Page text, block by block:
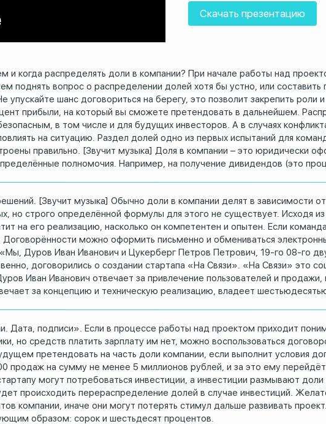
Скачать презентацию
и когда распределять доли в компании? При начале работы над
поднять вопрос о распределении долей хотя бы устно, или составить
упускайте шанс договориться на берегу, это позволит закрепить роли
прибыли, на который вы сможете претендовать в дальнейшем.
в том числе и для будущих инвесторов. А в случаях
на ситуацию. Раздел долей одно из первых испытаний для
правильно. [Звучит музыка] Доля в компании – это юридически
полномочия. Например, на получение дивидендов (это
[Звучит музыка] Обычно доли в компании делят в зависимости
но строго определённой формулы для этого не существует. Исходя
на его реализацию, насколько он компетентен и опытен. Если
Договорённости можно оформить письменно и обмениваться
Дуров Иван Иванович и Цукерберг Петров Петрович, 19-го 08-го
договорились о создании стартапа «На Связи». «На Связи» это
Иван Иванович отвечает за привлечение пользователей и продажи,
за концепцию и техническую реализацию, владеет
Дата, подписи». Если в процессе работы над проектом приходит
но средств платить зарплату им нет, можно воспользоваться
претендовать на часть доли компании, если выполнит условия
продаж на сумму не менее 5 миллионов рублей, и за это ему перейдёт
могут потребоваться инвестиции, а инвестиции размывают доли
происходить перераспределение долей в случае инвестиций.
компании, иначе они могут потерять стимул дальше развивать проект.
образом: сорок и шестьдесят процентов.